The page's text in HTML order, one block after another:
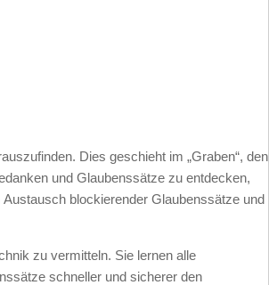
Dies geschieht im „Graben“, den
und Glaubenssätze zu entdecken,
blockierender Glaubenssätze und
zu vermitteln. Sie lernen alle
schneller und sicherer den